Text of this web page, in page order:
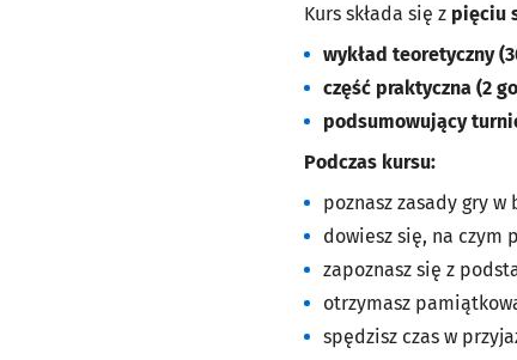
Kurs składa się z pięciu
wykład teoretyczny
część praktyczna (2
podsumowujący
Podczas kursu:
poznasz zasady gry w
dowiesz się, na czym
zapoznasz się z
otrzymasz
spędzisz czas w